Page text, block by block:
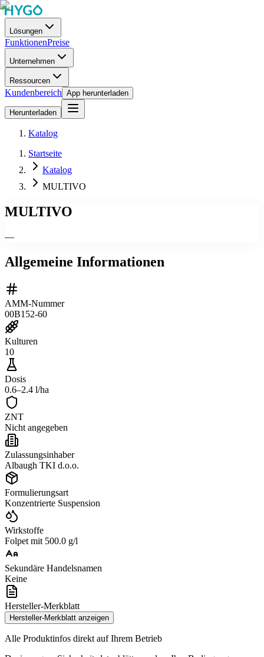
Lösungen
FunktionenPreise
Unternehmen
Ressourcen
Kundenbereich App herunterladen
Herunterladen
Katalog
Startseite
Katalog
MULTIVO
MULTIVO
—
Allgemeine Informationen
AMM-Nummer
00B152-60
Kulturen
10
Dosis
0.6–2.4 l/ha
ZNT
Nicht angegeben
Zulassungsinhaber
Albaugh TKI d.o.o.
Formulierungsart
Konzentrierte Suspension
Wirkstoffe
Folpet mit 500.0 g/l
Sekundäre Handelsnamen
Keine
Hersteller-Merkblatt
Hersteller-Merkblatt anzeigen
Alle Produktinfos direkt auf Ihrem Betrieb